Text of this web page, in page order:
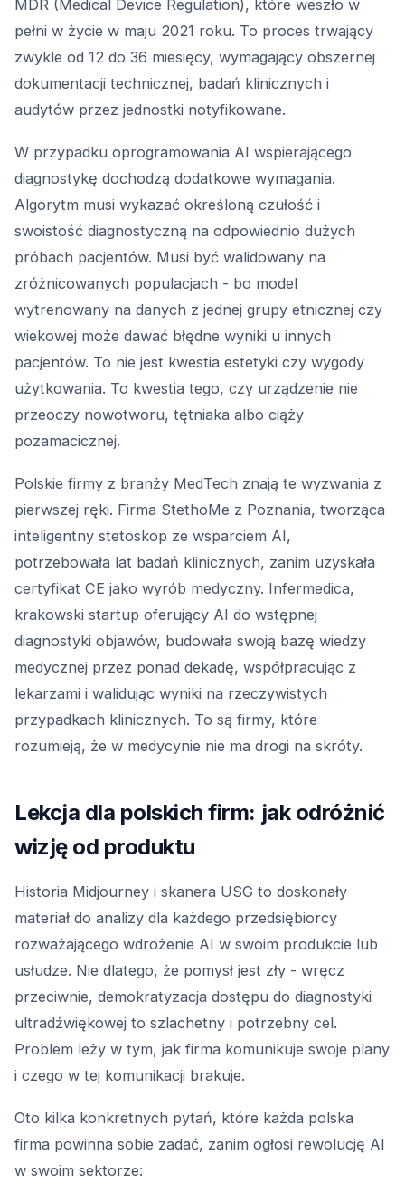
MDR (Medical Device Regulation), które weszło w
pełni w życie w maju 2021 roku. To proces trwający
zwykle od 12 do 36 miesięcy, wymagający obszernej
dokumentacji technicznej, badań klinicznych i
audytów przez jednostki notyfikowane.
W przypadku oprogramowania AI wspierającego
diagnostykę dochodzą dodatkowe wymagania.
Algorytm musi wykazać określoną czułość i
swoistość diagnostyczną na odpowiednio dużych
próbach pacjentów. Musi być walidowany na
zróżnicowanych populacjach - bo model
wytrenowany na danych z jednej grupy etnicznej czy
wiekowej może dawać błędne wyniki u innych
pacjentów. To nie jest kwestia estetyki czy wygody
użytkowania. To kwestia tego, czy urządzenie nie
przeoczy nowotworu, tętniaka albo ciąży
pozamacicznej.
Polskie firmy z branży MedTech znają te wyzwania z
pierwszej ręki. Firma StethoMe z Poznania, tworząca
inteligentny stetoskop ze wsparciem AI,
potrzebowała lat badań klinicznych, zanim uzyskała
certyfikat CE jako wyrób medyczny. Infermedica,
krakowski startup oferujący AI do wstępnej
diagnostyki objawów, budowała swoją bazę wiedzy
medycznej przez ponad dekadę, współpracując z
lekarzami i walidując wyniki na rzeczywistych
przypadkach klinicznych. To są firmy, które
rozumieją, że w medycynie nie ma drogi na skróty.
Lekcja dla polskich firm: jak odróżnić
wizję od produktu
Historia Midjourney i skanera USG to doskonały
materiał do analizy dla każdego przedsiębiorcy
rozważającego wdrożenie AI w swoim produkcie lub
usłudze. Nie dlatego, że pomysł jest zły - wręcz
przeciwnie, demokratyzacja dostępu do diagnostyki
ultradźwiękowej to szlachetny i potrzebny cel.
Problem leży w tym, jak firma komunikuje swoje plany
i czego w tej komunikacji brakuje.
Oto kilka konkretnych pytań, które każda polska
firma powinna sobie zadać, zanim ogłosi rewolucję AI
w swoim sektorze: